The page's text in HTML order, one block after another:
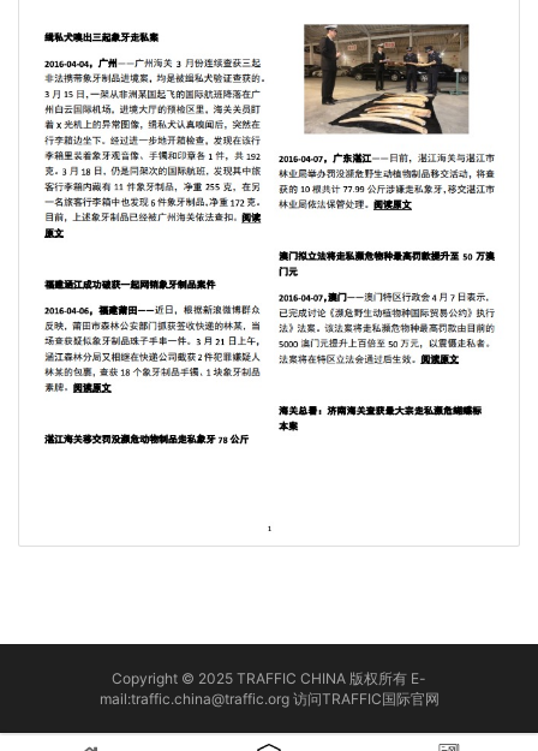
Copyright © 2025 TRAFFIC CHINA 版权所有 E-
mail:traffic.china@traffic.org 访问TRAFFIC国际官网